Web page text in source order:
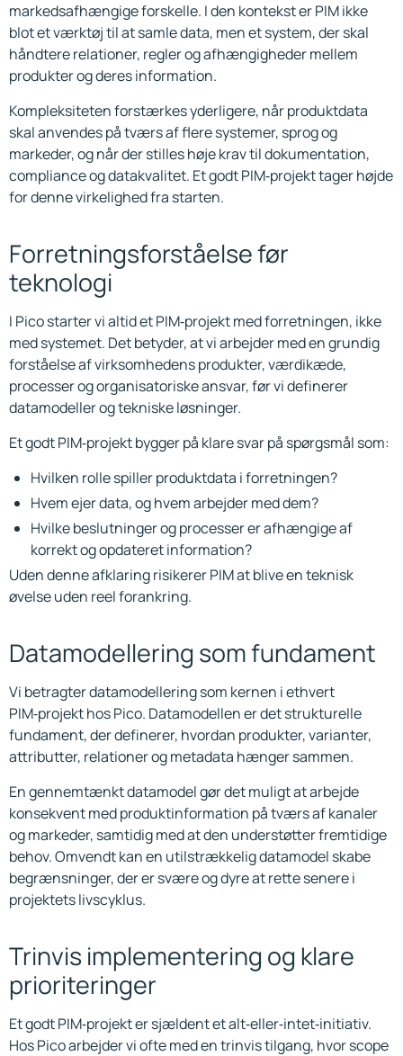
markedsafhængige forskelle. I den kontekst er PIM ikke
blot et værktøj til at samle data, men et system, der skal
håndtere relationer, regler og afhængigheder mellem
produkter og deres information.
Kompleksiteten forstærkes yderligere, når produktdata
skal anvendes på tværs af flere systemer, sprog og
markeder, og når der stilles høje krav til dokumentation,
compliance og datakvalitet. Et godt PIM‑projekt tager højde
for denne virkelighed fra starten.
Forretningsforståelse før
teknologi
I Pico starter vi altid et PIM‑projekt med forretningen, ikke
med systemet. Det betyder, at vi arbejder med en grundig
forståelse af virksomhedens produkter, værdikæde,
processer og organisatoriske ansvar, før vi definerer
datamodeller og tekniske løsninger.
Et godt PIM‑projekt bygger på klare svar på spørgsmål som:
Hvilken rolle spiller produktdata i forretningen?
Hvem ejer data, og hvem arbejder med dem?
Hvilke beslutninger og processer er afhængige af
korrekt og opdateret information?
Uden denne afklaring risikerer PIM at blive en teknisk
øvelse uden reel forankring.
Datamodellering som fundament
Vi betragter datamodellering som kernen i ethvert
PIM‑projekt hos Pico. Datamodellen er det strukturelle
fundament, der definerer, hvordan produkter, varianter,
attributter, relationer og metadata hænger sammen.
En gennemtænkt datamodel gør det muligt at arbejde
konsekvent med produktinformation på tværs af kanaler
og markeder, samtidig med at den understøtter fremtidige
behov. Omvendt kan en utilstrækkelig datamodel skabe
begrænsninger, der er svære og dyre at rette senere i
projektets livscyklus.
Trinvis implementering og klare
prioriteringer
Et godt PIM‑projekt er sjældent et alt‑eller‑intet‑initiativ.
Hos Pico arbejder vi ofte med en trinvis tilgang, hvor scope